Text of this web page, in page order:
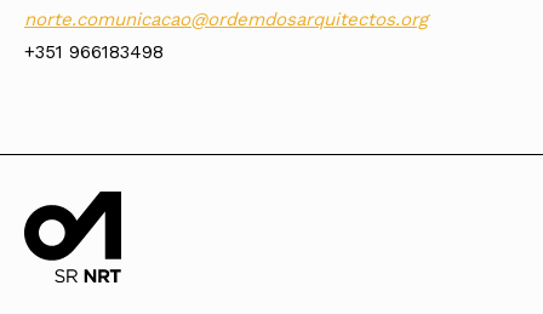
norte.comunicacao@ordemdosarquitectos.org
+351 966183498